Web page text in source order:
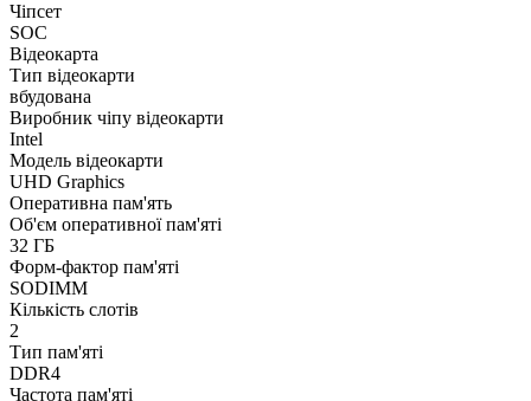
Чіпсет
SOC
Відеокарта
Тип відеокарти
вбудована
Виробник чіпу відеокарти
Intel
Модель відеокарти
UHD Graphics
Оперативна пам'ять
Об'єм оперативної пам'яті
32 ГБ
Форм-фактор пам'яті
SODIMM
Кількість слотів
2
Тип пам'яті
DDR4
Частота пам'яті